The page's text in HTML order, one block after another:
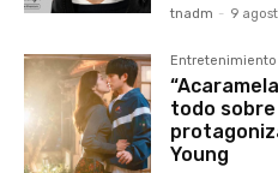
tnadm - 9
Entretenimiento
todo
Young